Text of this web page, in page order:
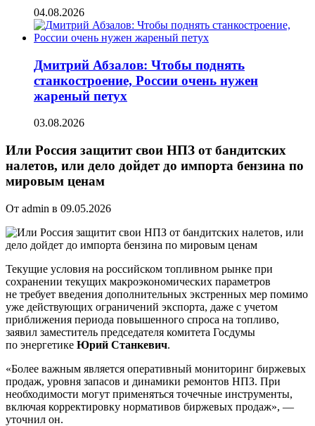
04.08.2026
Дмитрий Абзалов: Чтобы поднять
станкостроение, России очень нужен
жареный петух
03.08.2026
Или Россия защитит свои НПЗ от бандитских
налетов, или дело дойдет до импорта бензина по
мировым ценам
От admin в 09.05.2026
Текущие условия на российском топливном рынке при
сохранении текущих макроэкономических параметров
не требует введения дополнительных экстренных мер помимо
уже действующих ограничений экспорта, даже с учетом
приближения периода повышенного спроса на топливо,
заявил заместитель председателя комитета Госдумы
по энергетике Юрий Станкевич.
«Более важным является оперативный мониторинг биржевых
продаж, уровня запасов и динамики ремонтов НПЗ. При
необходимости могут применяться точечные инструменты,
включая корректировку нормативов биржевых продаж», —
уточнил он.